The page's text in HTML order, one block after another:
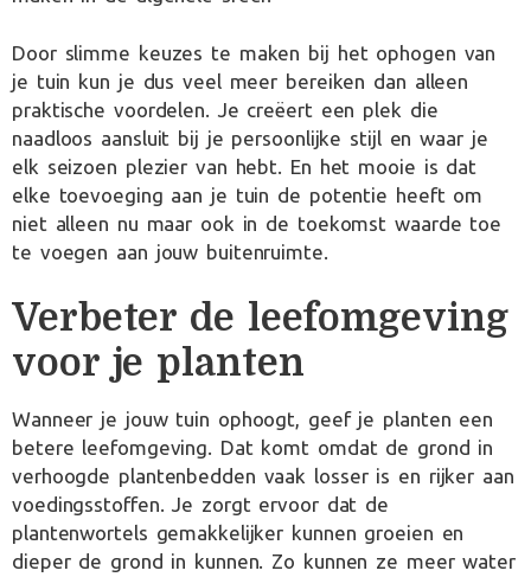
Door slimme keuzes te maken bij het ophogen van
je tuin kun je dus veel meer bereiken dan alleen
praktische voordelen. Je creëert een plek die
naadloos aansluit bij je persoonlijke stijl en waar je
elk seizoen plezier van hebt. En het mooie is dat
elke toevoeging aan je tuin de potentie heeft om
niet alleen nu maar ook in de toekomst waarde toe
te voegen aan jouw buitenruimte.
Verbeter de leefomgeving
voor je planten
Wanneer je jouw tuin ophoogt, geef je planten een
betere leefomgeving. Dat komt omdat de grond in
verhoogde plantenbedden vaak losser is en rijker aan
voedingsstoffen. Je zorgt ervoor dat de
plantenwortels gemakkelijker kunnen groeien en
dieper de grond in kunnen. Zo kunnen ze meer water